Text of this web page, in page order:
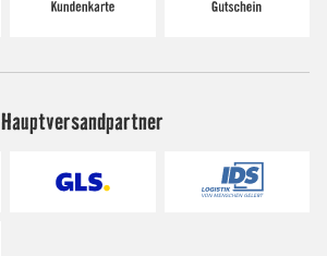
Hauptversandpartner